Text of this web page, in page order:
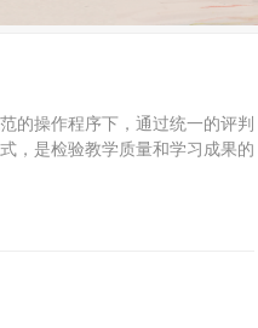
的操作程序下，通过统一的评判
，是检验教学质量和学习成果的
加考级人员的全面发展具有十分